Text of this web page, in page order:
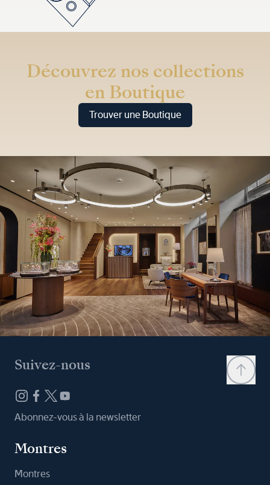
Découvrez nos collections
en Boutique
Trouver une Boutique
Suivez-nous
Abonnez-vous à la newsletter
Montres
Montres